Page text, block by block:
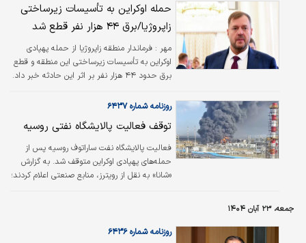
حمله اوکراین به تأسیسات زیرساختی
زاپروژیا/برق ۴۴ هزار نفر قطع شد
مهر : فرماندار منطقه زاپروژیا از حمله پهپادی
اوکراین به تأسیسات زیرساختی این منطقه و قطع
برق حدود ۴۴ هزار نفر بر اثر این حادثه خبر داد.
روزنامه شماره ۶۴۳۷
توقف فعالیت پالایشگاه نفتی روسیه
فعالیت پالایشگاه نفت ساراتوف روسیه پس از
حمله‌‌‌‌‌‌‌های پهپادی اوکراین متوقف شد. به گزارش
«شانا» به نقل از رویترز، منابع صنعتی اعلام کردند؛
فعالیت این پالایشگاه ممکن است تا پایان ماه‌جاری
جمعه، ۲۳ آبان ۱۴۰۴
روزنامه شماره ۶۴۳۶